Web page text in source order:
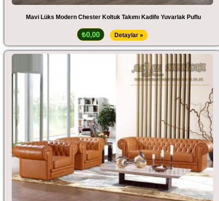
Mavi Lüks Modern Chester Koltuk Takımı Kadife Yuvarlak Puflu
₺0,00 Detaylar »